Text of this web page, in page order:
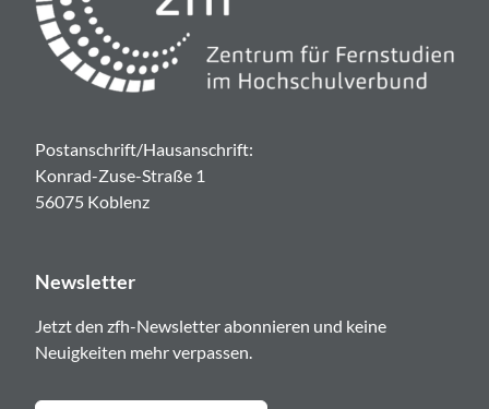
Postanschrift/Hausanschrift:
Konrad-Zuse-Straße 1
56075 Koblenz
Newsletter
Jetzt den zfh-Newsletter abonnieren und keine
Neuigkeiten mehr verpassen.